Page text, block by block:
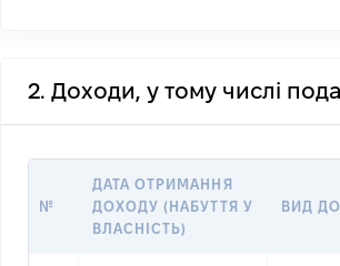
2. Доходи, у тому числі
№
ДАТА ОТРИМАННЯ
ДОХОДУ (НАБУТТЯ У
ВЛАСНІСТЬ)
ВИД